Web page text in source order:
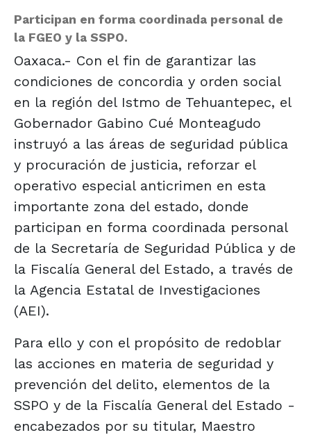
Participan en forma coordinada personal de
la FGEO y la SSPO.
Oaxaca.- Con el fin de garantizar las
condiciones de concordia y orden social
en la región del Istmo de Tehuantepec, el
Gobernador Gabino Cué Monteagudo
instruyó a las áreas de seguridad pública
y procuración de justicia, reforzar el
operativo especial anticrimen en esta
importante zona del estado, donde
participan en forma coordinada personal
de la Secretaría de Seguridad Pública y de
la Fiscalía General del Estado, a través de
la Agencia Estatal de Investigaciones
(AEI).
Para ello y con el propósito de redoblar
las acciones en materia de seguridad y
prevención del delito, elementos de la
SSPO y de la Fiscalía General del Estado -
encabezados por su titular, Maestro